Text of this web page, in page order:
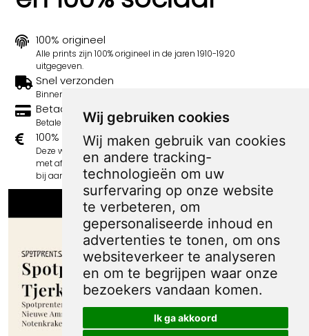
Wij gebruiken cookies
Wij maken gebruik van cookies
en andere tracking-
technologieën om uw
surfervaring op onze website
te verbeteren, om
gepersonaliseerde inhoud en
advertenties te tonen, om ons
websiteverkeer te analyseren
en om te begrijpen waar onze
bezoekers vandaan komen.
Ik ga akkoord
100% origineel
Alle prints zijn 100% origineel in de jaren 1910-1920
uitgegeven.
Snel verzonden
Binnen 3 werkdagen wordt je print verstuurd.
Betaal veilig en eenvoudig
Betalen kan met iDeal, Credit Card en Paypal.
100% sociaal
Deze webshop wordt volledig gerund door jongens
met afstand tot de arbeidsmarkt. Je bestelling draagt
bij aan hun welzijn en toekomstplannen!